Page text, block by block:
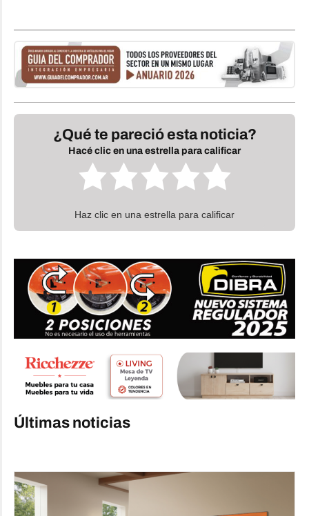
¿Qué te pareció esta noticia?
Hacé clic en una estrella para calificar
Haz clic en una estrella para calificar
Últimas noticias